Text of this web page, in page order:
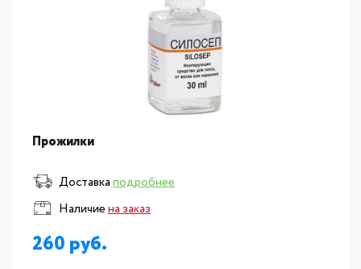
Прожилки
Доставкаподробнее
Наличиена заказ
260